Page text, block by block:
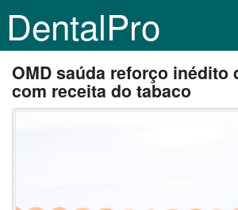
DentalPro
OMD saúda reforço inédito
com receita do tabaco